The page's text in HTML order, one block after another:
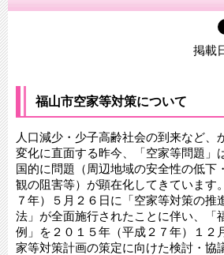
掲載
福山市空家等対策について
人口減少・少子高齢社会の到来など、
変化に直面する昨今、「空家等問題」
国的に問題（周辺地域の安全性の低下
観の阻害等）が顕在化してきています
７年）５月２６日に「空家等対策の推
法」が全面施行されたことに伴い、「
例」を２０１５年（平成２７年）１２
家等対策計画の策定に向けた検討・協